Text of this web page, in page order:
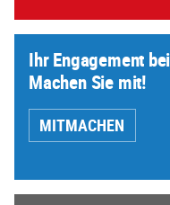
Ihr Engagement
Machen Sie mit!
MITMACHEN